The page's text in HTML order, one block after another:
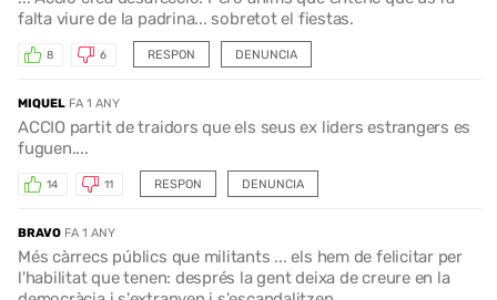
falta viure de la padrina... sobretot el fiestas.
RESPON
8 6 DENUNCIA
MIQUEL FA 1 ANY
ACCIO partit de traidors que els seus ex liders estrangers es
fuguen....
RESPON
14 11 DENUNCIA
BRAVO FA 1 ANY
Més càrrecs públics que militants ... els hem de felicitar per
l'habilitat que tenen: després la gent deixa de creure en la